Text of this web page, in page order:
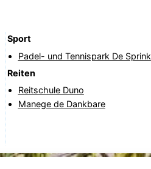
Sport
Padel- und Tennispark De Sprink
Reiten
Reitschule Duno
Manege de Dankbare